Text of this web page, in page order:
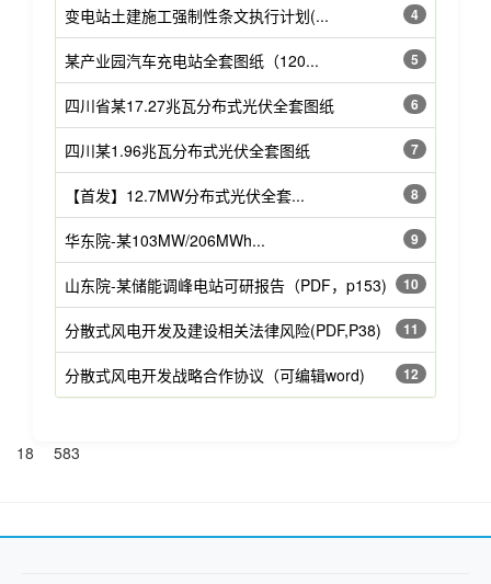
4
变电站土建施工强制性条文执行计划(...
5
某产业园汽车充电站全套图纸（120...
6
四川省某17.27兆瓦分布式光伏全套图纸
7
四川某1.96兆瓦分布式光伏全套图纸
8
【首发】12.7MW分布式光伏全套...
9
华东院-某103MW/206MWh...
10
山东院-某储能调峰电站可研报告（PDF，p153)
11
分散式风电开发及建设相关法律风险(PDF,P38)
12
分散式风电开发战略合作协议（可编辑word)
18 583